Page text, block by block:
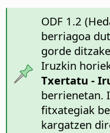
ODF 1.2
berriagoa
gorde
Iruzkin
Txertatu -
berrienetan.
fitxategiak
kargatzen